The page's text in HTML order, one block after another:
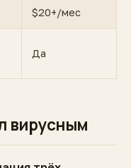
$20+/мес
Да
вирусным